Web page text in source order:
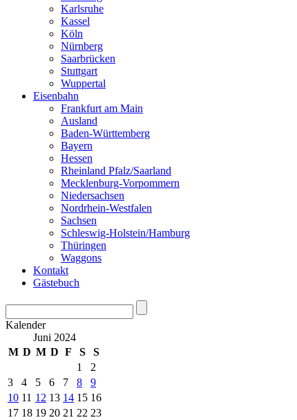
Karlsruhe
Kassel
Köln
Nürnberg
Saarbrücken
Stuttgart
Wuppertal
Eisenbahn
Frankfurt am Main
Ausland
Baden-Württemberg
Bayern
Hessen
Rheinland Pfalz/Saarland
Mecklenburg-Vorpommern
Niedersachsen
Nordrhein-Westfalen
Sachsen
Schleswig-Holstein/Hamburg
Thüringen
Waggons
Kontakt
Gästebuch
Kalender
Juni 2024
M D M D F S
S
1
2
3
4 5 6 7 8
9
10 11 12 13 14 15 16
17 18 19 20 21 22 23